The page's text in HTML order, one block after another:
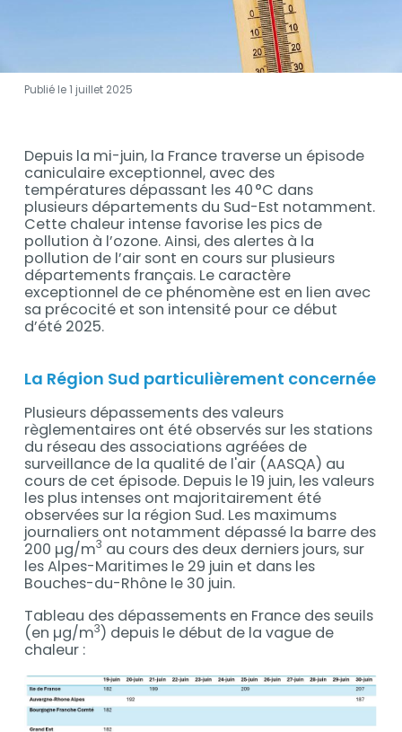
Publié le 1 juillet 2025
Contenu
Depuis la mi-juin, la France traverse un épisode
caniculaire exceptionnel, avec des
températures dépassant les 40 °C dans
plusieurs départements du Sud-Est notamment.
Cette chaleur intense favorise les pics de
pollution à l’ozone. Ainsi, des alertes à la
pollution de l’air sont en cours sur plusieurs
départements français. Le caractère
exceptionnel de ce phénomène est en lien avec
sa précocité et son intensité pour ce début
d’été 2025.
La Région Sud particulièrement concernée
Plusieurs dépassements des valeurs
règlementaires ont été observés sur les stations
du réseau des associations agréées de
surveillance de la qualité de l'air (AASQA) au
cours de cet épisode. Depuis le 19 juin, les valeurs
les plus intenses ont majoritairement été
observées sur la région Sud. Les maximums
journaliers ont notamment dépassé la barre des
200 µg/m3 au cours des deux derniers jours, sur
les Alpes-Maritimes le 29 juin et dans les
Bouches-du-Rhône le 30 juin.
Tableau des dépassements en France des seuils
(en µg/m3) depuis le début de la vague de
chaleur :